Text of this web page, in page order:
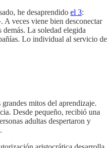
he desaprendido el 3:
A veces viene bien desconectar
La soledad elegida
Lo individual al servicio de
mitos del aprendizaje.
Desde pequeño, recibió una
adultas despertaron y